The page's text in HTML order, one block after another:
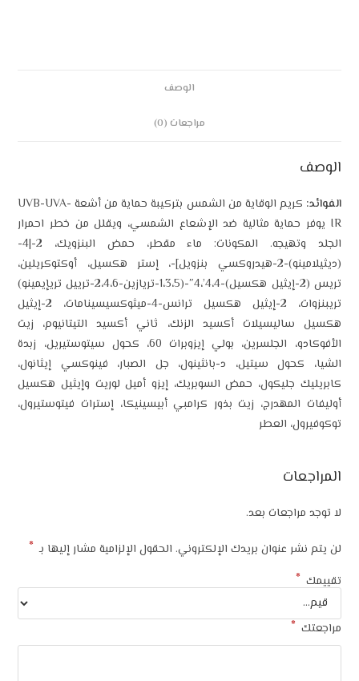
الوصف
مراجعات (0)
الوصف
الفوائد:
كريم الوقاية من الشمس بتركيبة حماية من أشعة UVB-UVA-
IR يوفر حماية مثالية ضد الإشعاع الشمسي، ويقلل من خطر احمرار
الجلد وتهيجه. المكونات: ماء مقطر، حمض البنزويك، 2-|4-
(ديثيلامينو)-2-هيدروكسي بنزويل]-، إستر هكسيل، أوكتوكريلين،
تريس (2-إيثيل هكسيل)-4،4’،4″-(1،3،5-تريازين-2،4،6-ترييل تريإيمينو)
تريبنزوات، 2-إيثيل هكسيل ترانس-4-ميثوكسيسينامات، 2-إيثيل
هكسيل ساليسيلات أكسيد الزنك، ثاني أكسيد التيتانيوم، زيت
الأفوكادو، الجلسرين، بولي إيزوبرات 60، كحول سيتوستيريل، زبدة
الشيا، كحول سيتيل، د-بانثينول، جل الصبار، فينوكسي إيثانول،
كابريليك جليكول، حمض السوبريك، إيزو أميل لوريت وإيثيل هكسيل
أوليفات المهدرج، زيت بذور كرامبي أبيسينيكا، إسترات فيتوستيرول،
توكوفيرول، العطر
المراجعات
لا توجد مراجعات بعد.
لن يتم نشر عنوان بريدك الإلكتروني. الحقول الإلزامية مشار إليها بـ *
تقييمك *
مراجعتك *